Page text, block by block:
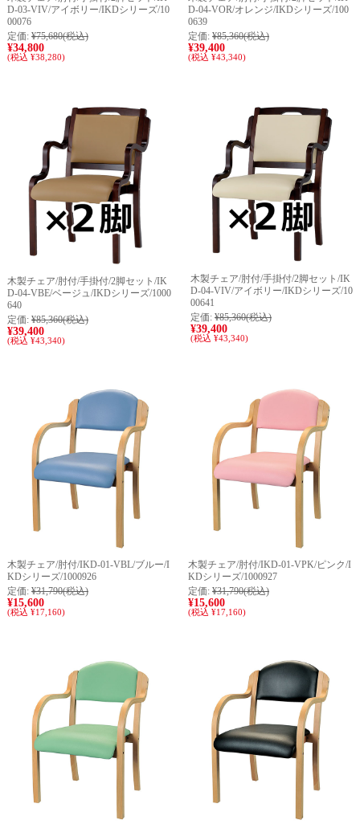
D-03-VIV/アイボリー/IKDシリーズ/10
00076
定価: ¥75,680(税込)
¥34,800
(税込 ¥38,280)
D-04-VOR/オレンジ/IKDシリーズ/100
0639
定価: ¥85,360(税込)
¥39,400
(税込 ¥43,340)
木製チェア/肘付/手掛付/2脚セット/IK
D-04-VBE/ベージュ/IKDシリーズ/1000
640
定価: ¥85,360(税込)
¥39,400
(税込 ¥43,340)
木製チェア/肘付/手掛付/2脚セット/IK
D-04-VIV/アイボリー/IKDシリーズ/10
00641
定価: ¥85,360(税込)
¥39,400
(税込 ¥43,340)
木製チェア/肘付/IKD-01-VBL/ブルー/I
KDシリーズ/1000926
定価: ¥31,790(税込)
¥15,600
(税込 ¥17,160)
木製チェア/肘付/IKD-01-VPK/ピンク/I
KDシリーズ/1000927
定価: ¥31,790(税込)
¥15,600
(税込 ¥17,160)